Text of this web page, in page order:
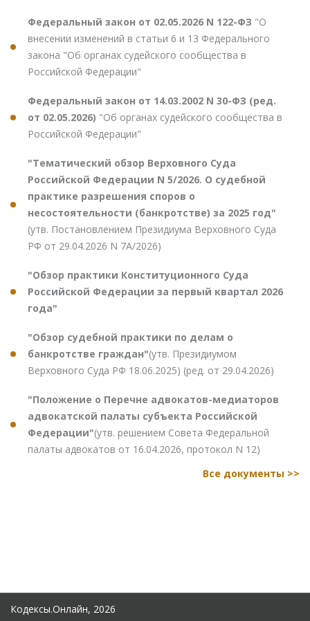
Федеральный закон от 02.05.2026 N 122-ФЗ "О
внесении изменений в статьи 6 и 13 Федерального
закона "Об органах судейского сообщества в
Российской Федерации"
Федеральный закон от 14.03.2002 N 30-ФЗ (ред.
от 02.05.2026) "Об органах судейского сообщества в
Российской Федерации"
"Тематический обзор Верховного Суда
Российской Федерации N 5/2026. О судебной
практике разрешения споров о
несостоятельности (банкротстве) за 2025 год"
(утв. Постановлением Президиума Верховного Суда
РФ от 29.04.2026 N 7А/2026)
"Обзор практики Конституционного Суда
Российской Федерации за первый квартал 2026
года"
"Обзор судебной практики по делам о
банкротстве граждан"(утв. Президиумом
Верховного Суда РФ 18.06.2025) (ред. от 29.04.2026)
"Положение о Перечне адвокатов-медиаторов
адвокатской палаты субъекта Российской
Федерации"(утв. решением Совета Федеральной
палаты адвокатов от 16.04.2026, протокол N 12)
Все документы >>
Кодексы.Онлайн, 2026